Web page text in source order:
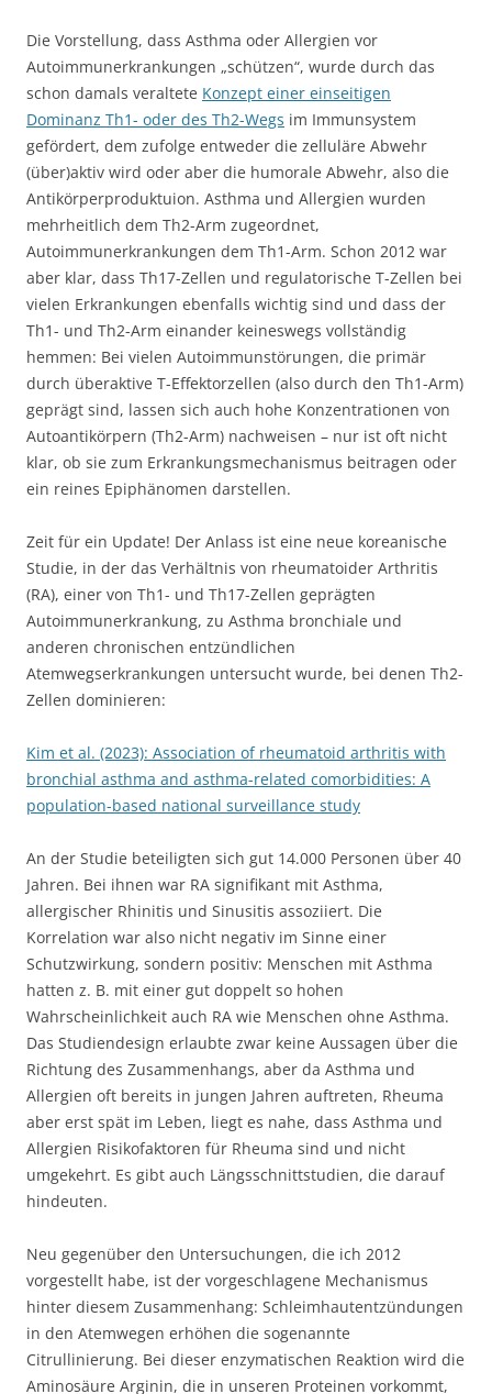
Die Vorstellung, dass Asthma oder Allergien vor
Autoimmunerkrankungen „schützen“, wurde durch das
schon damals veraltete Konzept einer einseitigen
Dominanz Th1- oder des Th2-Wegs im Immunsystem
gefördert, dem zufolge entweder die zelluläre Abwehr
(über)aktiv wird oder aber die humorale Abwehr, also die
Antikörperproduktuion. Asthma und Allergien wurden
mehrheitlich dem Th2-Arm zugeordnet,
Autoimmunerkrankungen dem Th1-Arm. Schon 2012 war
aber klar, dass Th17-Zellen und regulatorische T-Zellen bei
vielen Erkrankungen ebenfalls wichtig sind und dass der
Th1- und Th2-Arm einander keineswegs vollständig
hemmen: Bei vielen Autoimmunstörungen, die primär
durch überaktive T-Effektorzellen (also durch den Th1-Arm)
geprägt sind, lassen sich auch hohe Konzentrationen von
Autoantikörpern (Th2-Arm) nachweisen – nur ist oft nicht
klar, ob sie zum Erkrankungsmechanismus beitragen oder
ein reines Epiphänomen darstellen.
Zeit für ein Update! Der Anlass ist eine neue koreanische
Studie, in der das Verhältnis von rheumatoider Arthritis
(RA), einer von Th1- und Th17-Zellen geprägten
Autoimmunerkrankung, zu Asthma bronchiale und
anderen chronischen entzündlichen
Atemwegserkrankungen untersucht wurde, bei denen Th2-
Zellen dominieren:
Kim et al. (2023): Association of rheumatoid arthritis with
bronchial asthma and asthma-related comorbidities: A
population-based national surveillance study
An der Studie beteiligten sich gut 14.000 Personen über 40
Jahren. Bei ihnen war RA signifikant mit Asthma,
allergischer Rhinitis und Sinusitis assoziiert. Die
Korrelation war also nicht negativ im Sinne einer
Schutzwirkung, sondern positiv: Menschen mit Asthma
hatten z. B. mit einer gut doppelt so hohen
Wahrscheinlichkeit auch RA wie Menschen ohne Asthma.
Das Studiendesign erlaubte zwar keine Aussagen über die
Richtung des Zusammenhangs, aber da Asthma und
Allergien oft bereits in jungen Jahren auftreten, Rheuma
aber erst spät im Leben, liegt es nahe, dass Asthma und
Allergien Risikofaktoren für Rheuma sind und nicht
umgekehrt. Es gibt auch Längsschnittstudien, die darauf
hindeuten.
Neu gegenüber den Untersuchungen, die ich 2012
vorgestellt habe, ist der vorgeschlagene Mechanismus
hinter diesem Zusammenhang: Schleimhautentzündungen
in den Atemwegen erhöhen die sogenannte
Citrullinierung. Bei dieser enzymatischen Reaktion wird die
Aminosäure Arginin, die in unseren Proteinen vorkommt,